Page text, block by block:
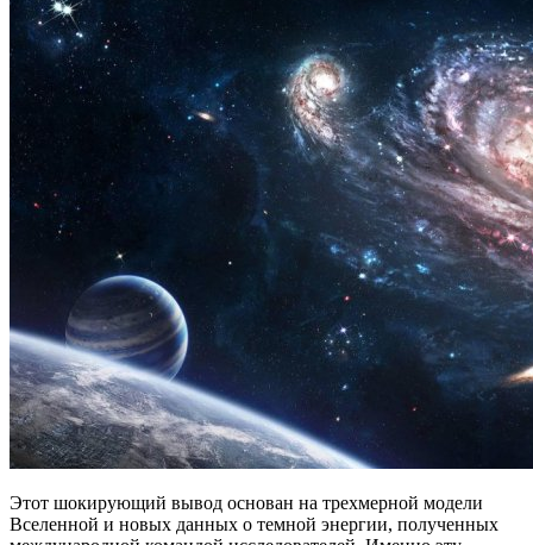
Этот шокирующий вывод основан на трехмерной модели
Вселенной и новых данных о темной энергии, полученных